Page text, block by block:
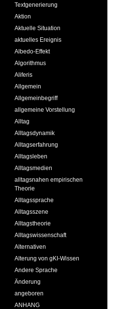
Textgenerierung
Aktion
Aktuelle Situation
aktuelles Ereignis
Albedo-Effekt
Algorithmus
Aliferis
Allgemein
Allgemeinbegriff
allgemeine Vorstellung
Alltag
Alltagsdynamik
Alltagserfahrung
Alltagsleben
Alltagsmedien
alltagsnahen empirischen
Theorie
Alltagssprache
Alltagsszene
Alltagstheorie
Alltagswissenschaft
Alternativen
Alterung von gKI-Wissen
Andere Sprache
Änderung
angeboren
ANHANG